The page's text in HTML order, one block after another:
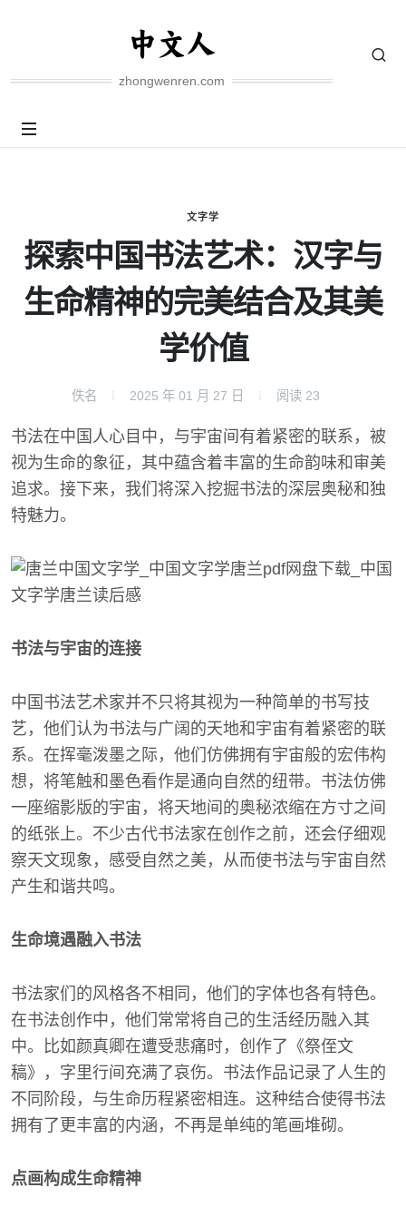
zhongwenren.com
文字学
探索中国书法艺术：汉字与
生命精神的完美结合及其美
学价值
佚名 2025 年 01 月 27 日 阅读 23
书法在中国人心目中，与宇宙间有着紧密的联系，被
视为生命的象征，其中蕴含着丰富的生命韵味和审美
追求。接下来，我们将深入挖掘书法的深层奥秘和独
特魅力。
书法与宇宙的连接
中国书法艺术家并不只将其视为一种简单的书写技
艺，他们认为书法与广阔的天地和宇宙有着紧密的联
系。在挥毫泼墨之际，他们仿佛拥有宇宙般的宏伟构
想，将笔触和墨色看作是通向自然的纽带。书法仿佛
一座缩影版的宇宙，将天地间的奥秘浓缩在方寸之间
的纸张上。不少古代书法家在创作之前，还会仔细观
察天文现象，感受自然之美，从而使书法与宇宙自然
产生和谐共鸣。
生命境遇融入书法
书法家们的风格各不相同，他们的字体也各有特色。
在书法创作中，他们常常将自己的生活经历融入其
中。比如颜真卿在遭受悲痛时，创作了《祭侄文
稿》，字里行间充满了哀伤。书法作品记录了人生的
不同阶段，与生命历程紧密相连。这种结合使得书法
拥有了更丰富的内涵，不再是单纯的笔画堆砌。
点画构成生命精神